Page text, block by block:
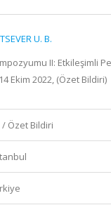
U. B.
II: Etkileşimli
Ekim 2022, (Özet Bildiri)
/ Özet Bildiri